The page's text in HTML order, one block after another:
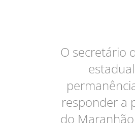
O secretário
responder a
do